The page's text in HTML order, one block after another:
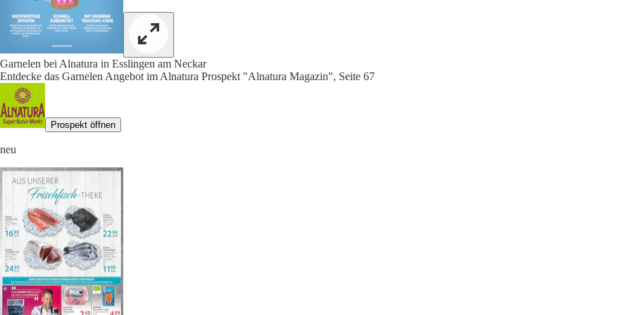
Garnelen bei Alnatura in Esslingen am Neckar
Entdecke das Garnelen Angebot im Alnatura Prospekt "Alnatura Magazin", Seite 67
Prospekt öffnen
neu